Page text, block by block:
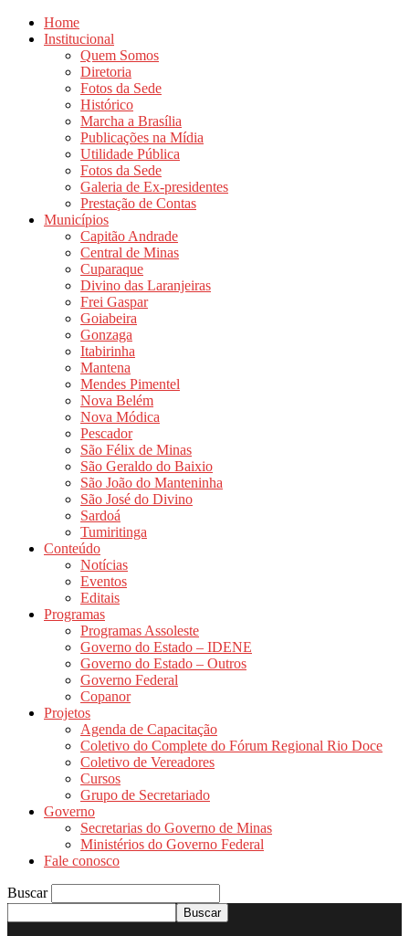
Home
Institucional
Quem Somos
Diretoria
Fotos da Sede
Histórico
Marcha a Brasília
Publicações na Mídia
Utilidade Pública
Fotos da Sede
Galeria de Ex-presidentes
Prestação de Contas
Municípios
Capitão Andrade
Central de Minas
Cuparaque
Divino das Laranjeiras
Frei Gaspar
Goiabeira
Gonzaga
Itabirinha
Mantena
Mendes Pimentel
Nova Belém
Nova Módica
Pescador
São Félix de Minas
São Geraldo do Baixio
São João do Manteninha
São José do Divino
Sardoá
Tumiritinga
Conteúdo
Notícias
Eventos
Editais
Programas
Programas Assoleste
Governo do Estado – IDENE
Governo do Estado – Outros
Governo Federal
Copanor
Projetos
Agenda de Capacitação
Coletivo do Complete do Fórum Regional Rio Doce
Coletivo de Vereadores
Cursos
Grupo de Secretariado
Governo
Secretarias do Governo de Minas
Ministérios do Governo Federal
Fale conosco
Buscar